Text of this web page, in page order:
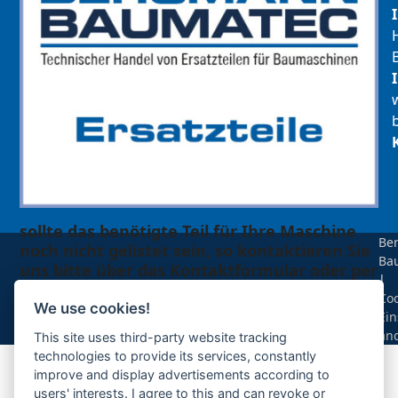
sollte das benötigte Teil für Ihre Maschine
noch nicht gelistet sein, so kontaktieren Sie
uns bitte über das Kontaktformular oder per
Ihre Anfrage
|
We use cookies!
This site uses third-party website tracking
technologies to provide its services, constantly
improve and display advertisements according to
users' interests. I agree to this and can revoke or